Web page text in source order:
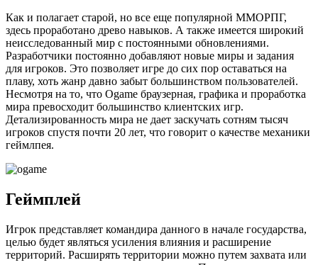
Как и полагает старой, но все еще популярной ММОРПГ,
здесь проработано древо навыков. А также имеется широкий
неисследованный мир с постоянными обновлениями.
Разработчики постоянно добавляют новые миры и задания
для игроков. Это позволяет игре до сих пор оставаться на
плаву, хоть жанр давно забыт большинством пользователей.
Несмотря на то, что Ogame браузерная, графика и проработка
мира превосходит большинство клиентских игр.
Детализированность мира не дает заскучать сотням тысяч
игроков спустя почти 20 лет, что говорит о качестве механики
геймлпея.
Геймплей
Игрок представляет командира данного в начале государства,
целью будет являться усиления влияния и расширение
территорий. Расширять территории можно путем захвата или